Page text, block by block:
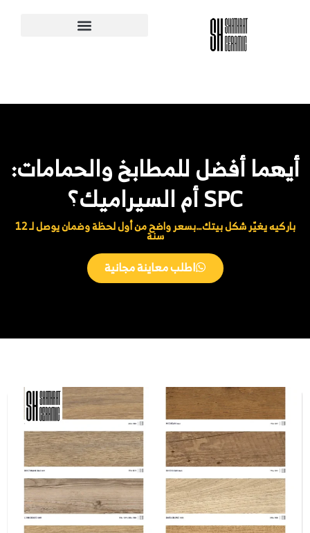
أفضل للمطابخ والحمامات:
SPC أم السيراميك؟
باركيه يغيّر شكل بيتك…بسعر واضح من أول لحظة وضمان يوصل لـ 12
سنة
اطلب معاينة مجانية